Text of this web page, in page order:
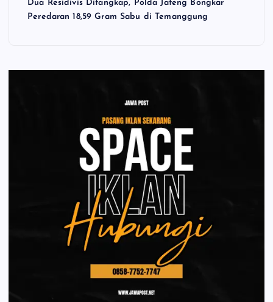
Dua Residivis Ditangkap, Polda Jateng Bongkar
Peredaran 18,59 Gram Sabu di Temanggung